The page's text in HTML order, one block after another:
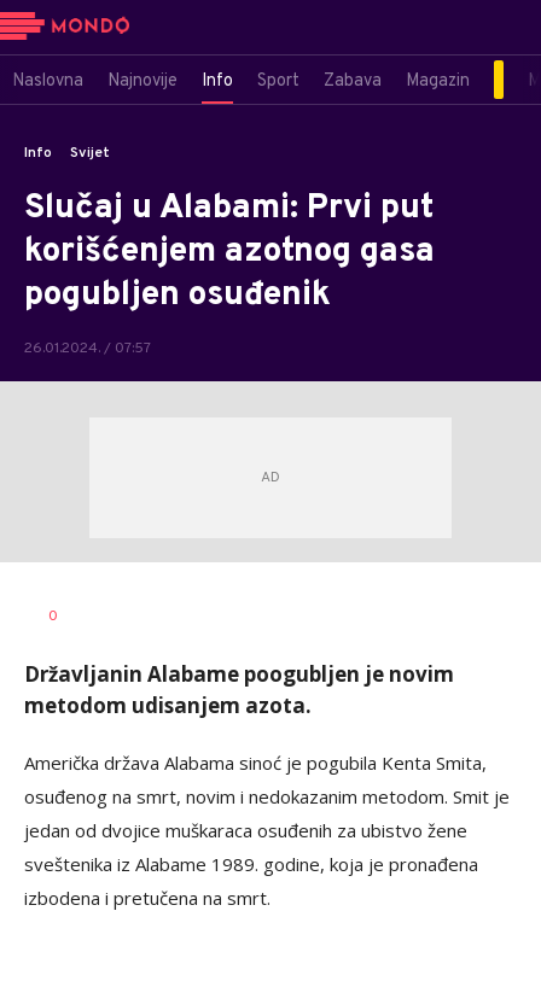
Naslovna Najnovije Info Sport Zabava Magazin
Info Svijet
Slučaj u Alabami: Prvi put
korišćenjem azotnog gasa
pogubljen osuđenik
26.01.2024. / 07:57
AUTOR
0
Državljanin Alabame poogubljen je novim
metodom udisanjem azota.
Američka država Alabama sinoć je pogubila Kenta Smita,
osuđenog na smrt, novim i nedokazanim metodom. Smit je
jedan od dvojice muškaraca osuđenih za ubistvo žene
sveštenika iz Alabame 1989. godine, koja je pronađena
izbodena i pretučena na smrt.